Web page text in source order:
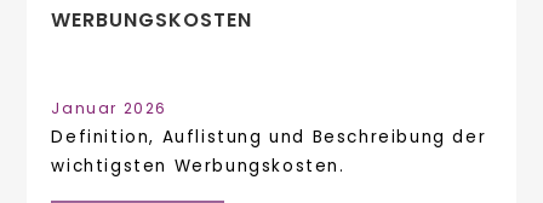
WERBUNGSKOSTEN
Januar 2026
Definition, Auflistung und Beschreibung der
wichtigsten Werbungskosten.